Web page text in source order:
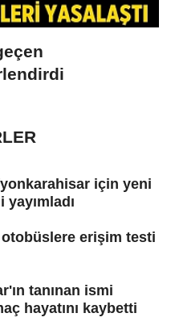
için yeni
erişim testi
tanınan ismi
hayatını kaybetti